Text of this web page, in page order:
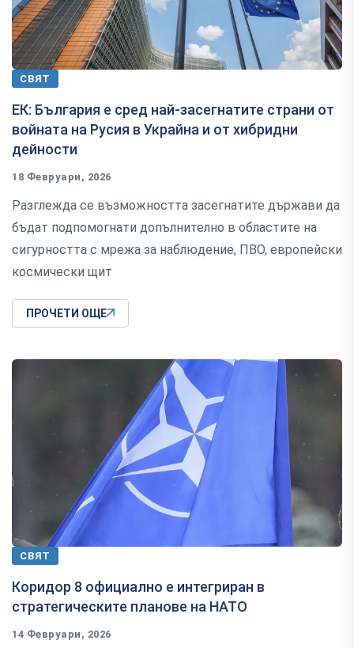
СВЯТ
ЕК: България е сред най-засегнатите страни от
войната на Русия в Украйна и от хибридни
дейности
18 Февруари, 2026
Разглежда се възможността засегнатите държави да
бъдат подпомогнати допълнително в областите на
сигурността с мрежа за наблюдение, ПВО, европейски
космически щит
ПРОЧЕТИ ОЩЕ
СВЯТ
Коридор 8 официално е интегриран в
стратегическите планове на НАТО
14 Февруари, 2026